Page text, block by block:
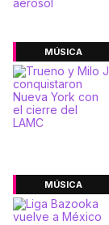
MÚSICA
MÚSICA